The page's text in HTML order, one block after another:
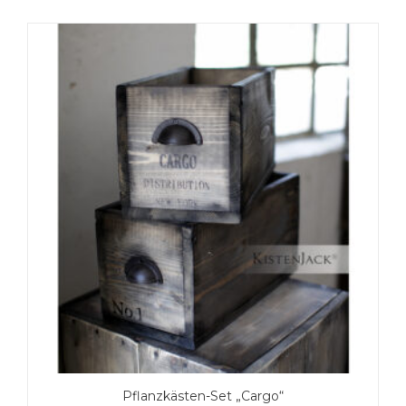
Pflanzkästen-Set „Cargo“